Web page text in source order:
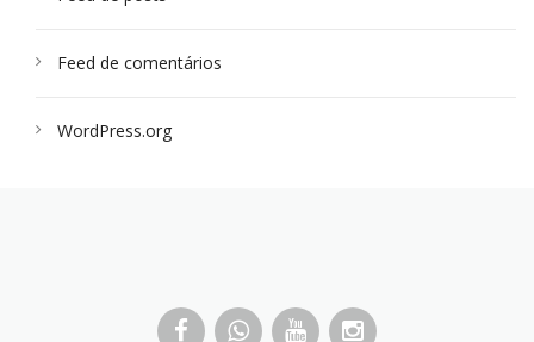
Feed de comentários
WordPress.org